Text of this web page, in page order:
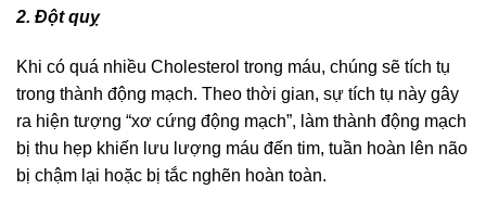
2. Đột quỵ
Khi có quá nhiều Cholesterol trong máu, chúng sẽ tích tụ
trong thành động mạch. Theo thời gian, sự tích tụ này gây
ra hiện tượng “xơ cứng động mạch”, làm thành động mạch
bị thu hẹp khiến lưu lượng máu đến tim, tuần hoàn lên não
bị chậm lại hoặc bị tắc nghẽn hoàn toàn.